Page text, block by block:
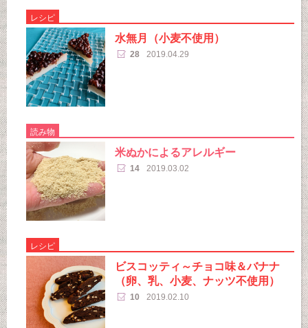
レシピ
水無月（小麦不使用）
28 2019.04.29
読み物
米ぬかによるアレルギー
14 2019.03.02
レシピ
ビスコッティ～チョコ味＆バナナ
（卵、乳、小麦、ナッツ不使用）
10 2019.02.10